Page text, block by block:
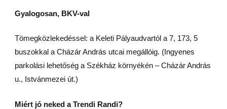
Gyalogosan, BKV-val
Tömegközlekedéssel: a Keleti Pályaudvartól a 7, 173, 5
buszokkal a Cházár András utcai megállóig. (Ingyenes
parkolási lehetőség a Székház környékén – Cházár András
u., Istvánmezei út.)
Miért jó neked a Trendi Randi?